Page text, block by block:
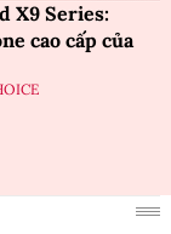
X9 Series:
cao cấp của